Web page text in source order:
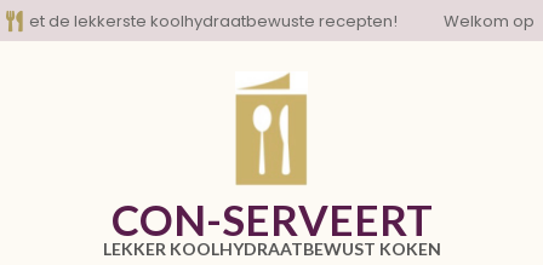
Skip
to
de lekkerste koolhydraatbewuste recepten! Welkom op
CON-SERVEERT
LEKKER KOOLHYDRAATBEWUST KOKEN